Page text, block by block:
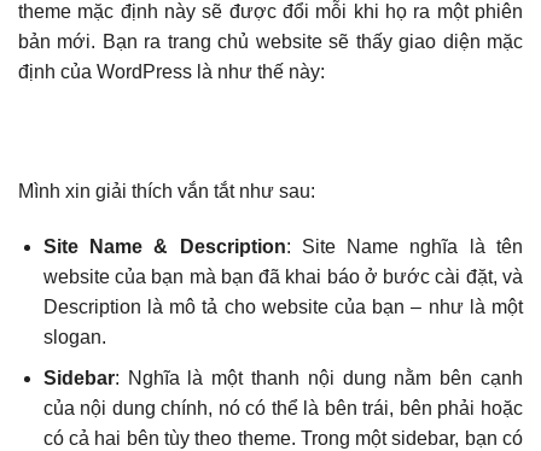
theme mặc định này sẽ được đổi mỗi khi họ ra một phiên
bản mới. Bạn ra trang chủ website sẽ thấy giao diện mặc
định của WordPress là như thế này:
Mình xin giải thích vắn tắt như sau:
Site Name & Description: Site Name nghĩa là tên
website của bạn mà bạn đã khai báo ở bước cài đặt, và
Description là mô tả cho website của bạn – như là một
slogan.
Sidebar: Nghĩa là một thanh nội dung nằm bên cạnh
của nội dung chính, nó có thể là bên trái, bên phải hoặc
có cả hai bên tùy theo theme. Trong một sidebar, bạn có